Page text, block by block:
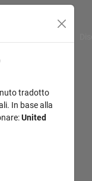
tradotto
In base alla
United